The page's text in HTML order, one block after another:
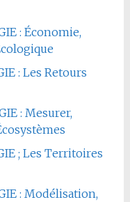
: Économie,
: Les Retours
: Mesurer,
; Les Territoires
: Modélisation,